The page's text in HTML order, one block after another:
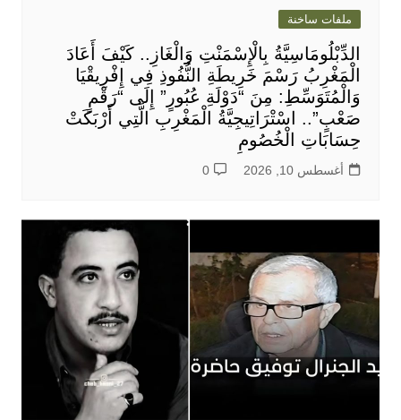
ملفات ساخنة
الدِّبْلُومَاسِيَّةُ بِالْإِسْمَنْتِ وَالْغَازِ.. كَيْفَ أَعَادَ
الْمَغْرِبُ رَسْمَ خَرِيطَةِ النُّفُوذِ فِي إِفْرِيقْيَا
وَالْمُتَوَسِّطِ: مِنَ “دَوْلَةِ عُبُورٍ” إِلَى “رَقْمٍ
صَعْبٍ”.. اسْتْرَاتِيجِيَّةُ الْمَغْرِبِ الَّتِي أَرْبَكَتْ
حِسَابَاتِ الْخُصُومِ
أغسطس 10, 2026 0